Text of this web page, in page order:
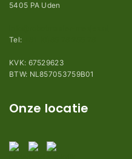
5405 PA Uden
Tel:
KVK: 67529623
BTW: NL857053759B01
Onze locatie